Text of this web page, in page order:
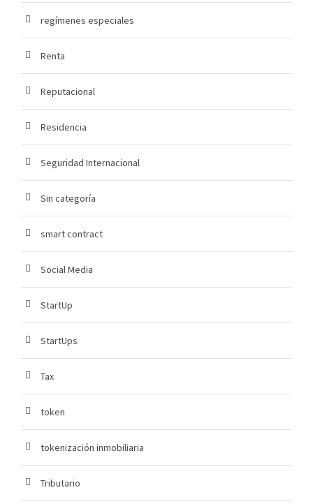
regímenes especiales
Renta
Reputacional
Residencia
Seguridad Internacional
Sin categoría
smart contract
Social Media
StartUp
StartUps
Tax
token
tokenización inmobiliaria
Tributario